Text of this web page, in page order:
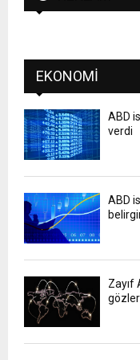
EKONOMI
ABD
verdi
ABD
Zayıf
gözler